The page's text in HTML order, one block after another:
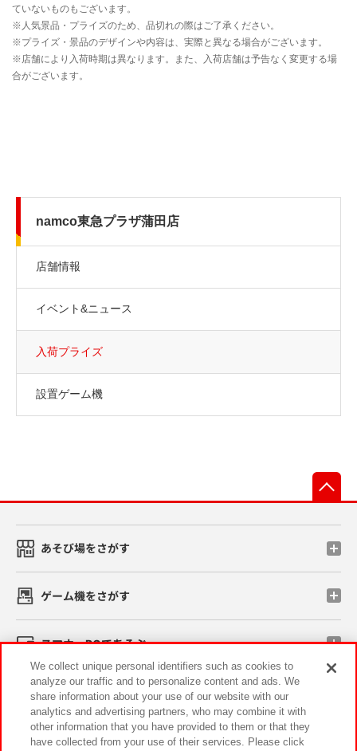
namco東急プラザ蒲田店
店舗情報
イベント&ニュース
入荷プライズ
設置ゲーム機
あそび場をさがす
ゲーム機をさがす
スマホ・PCであそぶ
イベント・キャンペーン
We collect unique personal identifiers such as cookies to
analyze our traffic and to personalize content and ads. We
share information about your use of our website with our
analytics and advertising partners, who may combine it with
other information that you have provided to them or that they
have collected from your use of their services. Please click